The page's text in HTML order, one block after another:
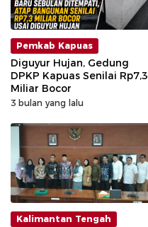
Pemkab Kapuas
Diguyur Hujan, Gedung
DPKP Kapuas Senilai Rp7,3
Miliar Bocor
3 bulan yang lalu
Kalimantan Tengah